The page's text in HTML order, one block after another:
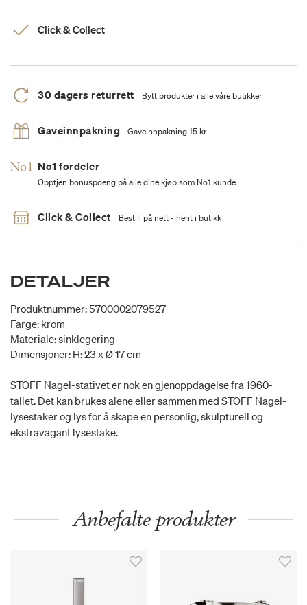
Click & Collect
30 dagers returrett Bytt produkter i alle våre butikker
Gaveinnpakning Gaveinnpakning 15 kr.
No1 fordeler
Opptjen bonuspoeng på alle dine kjøp som No1 kunde
Click & Collect Bestill på nett - hent i butikk
DETALJER
Produktnummer: 5700002079527
Farge: krom
Materiale: sinklegering
Dimensjoner: H: 23 x Ø 17 cm
STOFF Nagel-stativet er nok en gjenoppdagelse fra 1960-
tallet. Det kan brukes alene eller sammen med STOFF Nagel-
lysestaker og lys for å skape en personlig, skulpturell og
ekstravagant lysestake.
Anbefalte produkter